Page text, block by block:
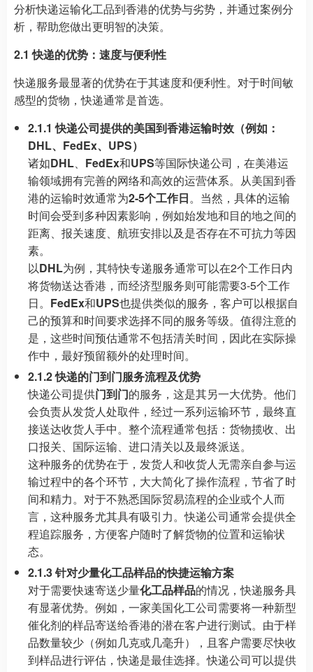
分析快递运输化工品到香港的优势与劣势，并通过案例分
析，帮助您做出更明智的决策。
2.1 快递的优势：速度与便利性
快递服务最显著的优势在于其速度和便利性。对于时间敏
感型的货物，快递通常是首选。
2.1.1 快递公司提供的美国到香港运输时效（例如：
DHL、FedEx、UPS）
诸如DHL、 FedEx和UPS等国际快递公司，在美港运
输领域拥有完善的网络和高效的运营体系。从美国到香
港的运输时效通常为2-5个工作日。当然，具体的运输
时间会受到多种因素影响，例如始发地和目的地之间的
距离、报关速度、航班安排以及是否存在不可抗力等因
素。
以DHL为例，其特快专递服务通常可以在2个工作日内
将货物送达香港，而经济型服务则可能需要3-5个工作
日。 FedEx和UPS也提供类似的服务，客户可以根据自
己的预算和时间要求选择不同的服务等级。值得注意的
是，这些时间预估通常不包括清关时间，因此在实际操
作中，最好预留额外的处理时间。
2.1.2 快递的门到门服务流程及优势
快递公司提供门到门的服务，这是其另一大优势。他们
会负责从发货人处取件，经过一系列运输环节，最终直
接送达收货人手中。整个流程通常包括：货物揽收、出
口报关、国际运输、进口清关以及最终派送。
这种服务的优势在于，发货人和收货人无需亲自参与运
输过程中的各个环节，大大简化了操作流程，节省了时
间和精力。对于不熟悉国际贸易流程的企业或个人而
言，这种服务尤其具有吸引力。快递公司通常会提供全
程追踪服务，方便客户随时了解货物的位置和运输状
态。
2.1.3 针对少量化工品样品的快捷运输方案
对于需要快速寄送少量化工品样品的情况，快递服务具
有显著优势。例如，一家美国化工公司需要将一种新型
催化剂的样品寄送给香港的潜在客户进行测试。由于样
品数量较少（例如几克或几毫升），且客户需要尽快收
到样品进行评估，快递是最佳选择。快递公司可以提供